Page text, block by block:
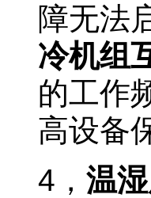
障无法
冷机组
的工作
高设备
4 ， 温